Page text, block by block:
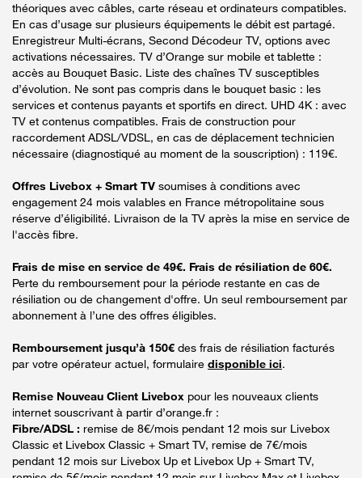
théoriques avec câbles, carte réseau et ordinateurs compatibles.
En cas d’usage sur plusieurs équipements le débit est partagé.
Enregistreur Multi-écrans, Second Décodeur TV, options avec
activations nécessaires. TV d’Orange sur mobile et tablette :
accès au Bouquet Basic. Liste des chaînes TV susceptibles
d’évolution. Ne sont pas compris dans le bouquet basic : les
services et contenus payants et sportifs en direct. UHD 4K : avec
TV et contenus compatibles. Frais de construction pour
raccordement ADSL/VDSL, en cas de déplacement technicien
nécessaire (diagnostiqué au moment de la souscription) : 119€.
Offres Livebox + Smart TV soumises à conditions avec
engagement 24 mois valables en France métropolitaine sous
réserve d’éligibilité. Livraison de la TV après la mise en service de
l'accès fibre.
Frais de mise en service de 49€. Frais de résiliation de 60€.
Perte du remboursement pour la période restante en cas de
résiliation ou de changement d'offre. Un seul remboursement par
abonnement à l’une des offres éligibles.
Remboursement jusqu’à 150€ des frais de résiliation facturés
par votre opérateur actuel, formulaire disponible ici.
Remise Nouveau Client Livebox pour les nouveaux clients
internet souscrivant à partir d’orange.fr :
Fibre/ADSL : remise de 8€/mois pendant 12 mois sur Livebox
Classic et Livebox Classic + Smart TV, remise de 7€/mois
pendant 12 mois sur Livebox Up et Livebox Up + Smart TV,